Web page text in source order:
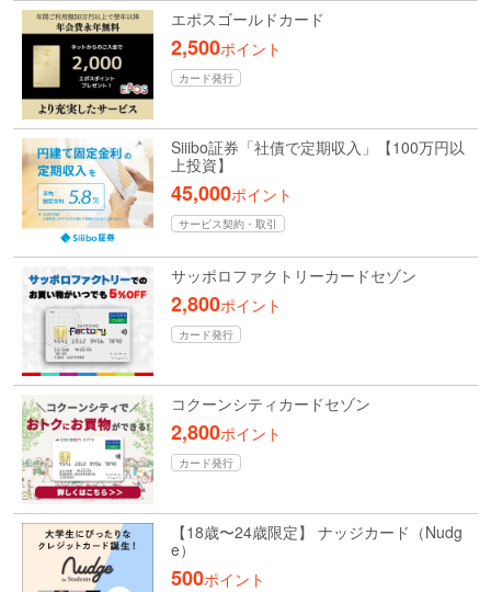
エポスゴールドカード
2,500ポイント
カード発行
Siiibo証券「社債で定期収入」【100万円以
上投資】
45,000ポイント
サービス契約・取引
サッポロファクトリーカードセゾン
2,800ポイント
カード発行
コクーンシティカードセゾン
2,800ポイント
カード発行
【18歳〜24歳限定】 ナッジカード（Nudg
e）
500ポイント